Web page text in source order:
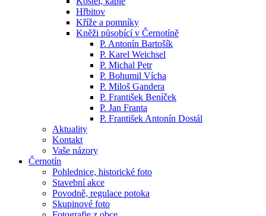
Hřbitov
Kříže a pomníky
Kněži působící v Černotíně
P. Antonín Bartošík
P. Karel Weichsel
P. Michal Petr
P. Bohumil Vícha
P. Miloš Gandera
P. František Beníček
P. Jan Franta
P. František Antonín Dostál
Aktuality
Kontakt
Vaše názory
Černotín
Pohlednice, historické foto
Stavební akce
Povodně, regulace potoka
Skupinové foto